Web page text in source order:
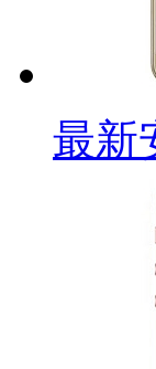
最新